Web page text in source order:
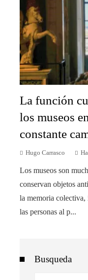
La función
los museos
constante
Hugo Carrasco
Los museos son
conservan objetos
la memoria colectiva,
las personas al p...
Busqueda